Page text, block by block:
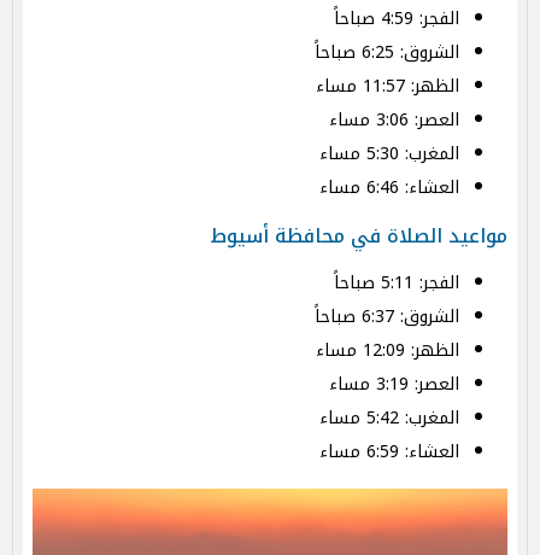
الفجر: 4:59 صباحاً
الشروق: 6:25 صباحاً
الظهر: 11:57 مساء
العصر: 3:06 مساء
المغرب: 5:30 مساء
العشاء: 6:46 مساء
مواعيد الصلاة في محافظة أسيوط
الفجر: 5:11 صباحاً
الشروق: 6:37 صباحاً
الظهر: 12:09 مساء
العصر: 3:19 مساء
المغرب: 5:42 مساء
العشاء: 6:59 مساء